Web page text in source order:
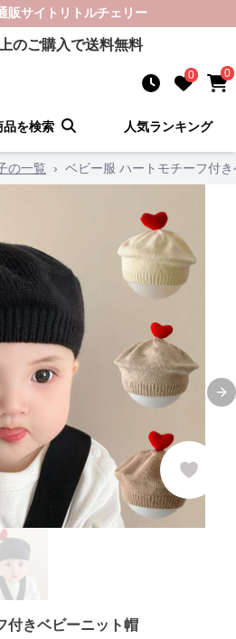
販サイト リトルチェリー
のご購入で送料無料
0 0
品を検索 人気ランキング
の一覧 › ベビー服 ハートモチーフ付
付きベビーニット帽